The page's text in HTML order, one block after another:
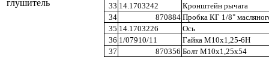
33 14.1703242
Кронштейн рычага
34
870884 Пробка КГ 1/8"
35 14.1703226
Ось
36 1/07910/11
Гайка М10х1,25-6Н
37
870356 Болт М10х1,25х54